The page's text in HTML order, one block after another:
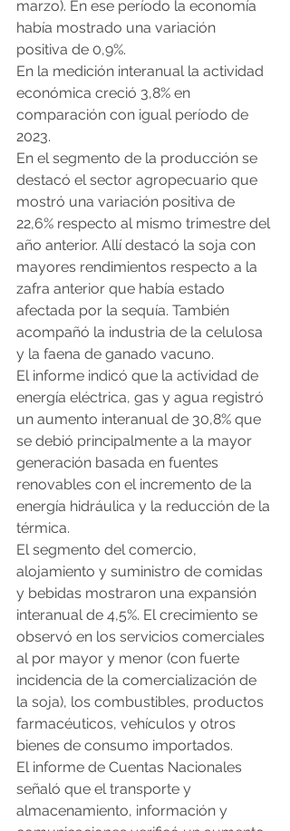
marzo). En ese período la economía
había mostrado una variación
positiva de 0,9%.
En la medición interanual la actividad
económica creció 3,8% en
comparación con igual período de
2023.
En el segmento de la producción se
destacó el sector agropecuario que
mostró una variación positiva de
22,6% respecto al mismo trimestre del
año anterior. Allí destacó la soja con
mayores rendimientos respecto a la
zafra anterior que había estado
afectada por la sequía. También
acompañó la industria de la celulosa
y la faena de ganado vacuno.
El informe indicó que la actividad de
energía eléctrica, gas y agua registró
un aumento interanual de 30,8% que
se debió principalmente a la mayor
generación basada en fuentes
renovables con el incremento de la
energía hidráulica y la reducción de la
térmica.
El segmento del comercio,
alojamiento y suministro de comidas
y bebidas mostraron una expansión
interanual de 4,5%. El crecimiento se
observó en los servicios comerciales
al por mayor y menor (con fuerte
incidencia de la comercialización de
la soja), los combustibles, productos
farmacéuticos, vehículos y otros
bienes de consumo importados.
El informe de Cuentas Nacionales
señaló que el transporte y
almacenamiento, información y